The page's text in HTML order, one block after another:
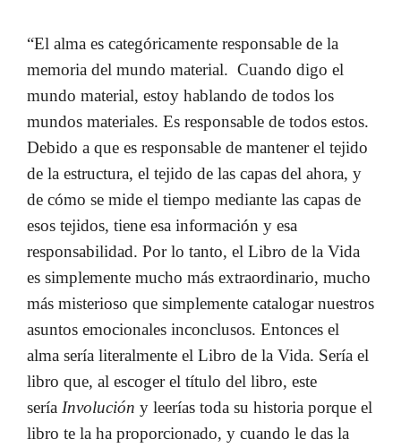
“El alma es categóricamente responsable de la
memoria del mundo material. Cuando digo el
mundo material, estoy hablando de todos los
mundos materiales. Es responsable de todos estos.
Debido a que es responsable de mantener el tejido
de la estructura, el tejido de las capas del ahora, y
de cómo se mide el tiempo mediante las capas de
esos tejidos, tiene esa información y esa
responsabilidad. Por lo tanto, el Libro de la Vida
es simplemente mucho más extraordinario, mucho
más misterioso que simplemente catalogar nuestros
asuntos emocionales inconclusos. Entonces el
alma sería literalmente el Libro de la Vida. Sería el
libro que, al escoger el título del libro, este
sería Involución y leerías toda su historia porque el
libro te la ha proporcionado, y cuando le das la